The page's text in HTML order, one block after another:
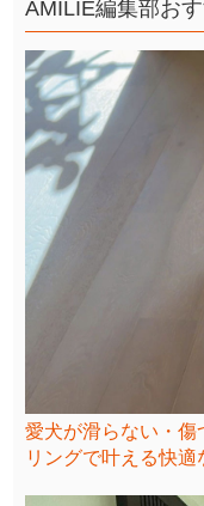
AMILIE編集部お
愛犬が滑らない・傷
リングで叶える快適